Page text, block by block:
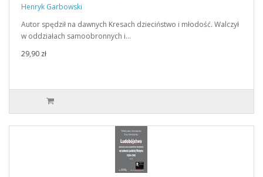
Henryk Garbowski
Autor spędził na dawnych Kresach dzieciństwo i młodość. Walczył
w oddziałach samoobronnych i…
29,90 zł